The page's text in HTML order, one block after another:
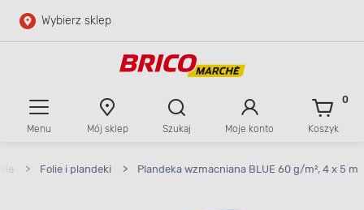
Przejdź do głównej zawartości
Wybierz sklep
Menu Mój sklep Szukaj Moje konto Koszyk
0
> Folie i plandeki > Plandeka wzmacniana BLUE 60 g/m², 4 x 5 m